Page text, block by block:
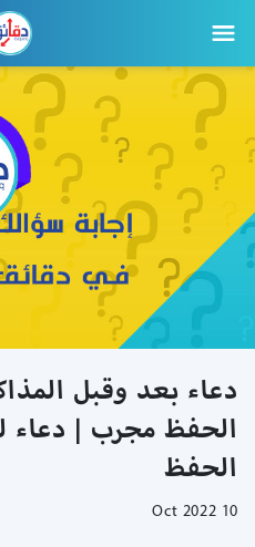
دعاء بعد وقبل
الحفظ مجرب | دعاء
الحفظ
10 Oct 2022